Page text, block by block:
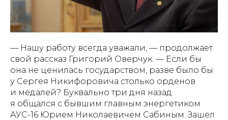
— Нашу работу всегда уважали, — продолжает
свой рассказ Григорий Оверчук. — Если бы
она не ценилась государством, разве было бы
у Сергея Никифоровича столько орденов
и медалей? Буквально три дня назад
я общался с бывшим главным энергетиком
АУС-16 Юрием Николаевичем Сабиным. Зашел